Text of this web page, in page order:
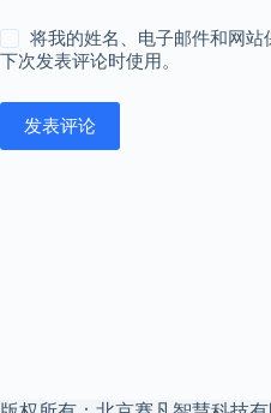
将我的姓名、电子邮件和网站
下次发表评论时使用。
发表评论